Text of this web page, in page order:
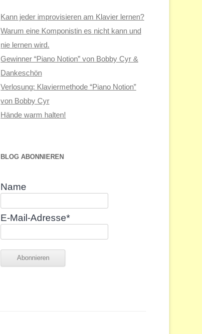
Kann jeder improvisieren am Klavier lernen?
Warum eine Komponistin es nicht kann und
nie lernen wird.
Gewinner “Piano Notion” von Bobby Cyr &
Dankeschön
Verlosung: Klaviermethode “Piano Notion”
von Bobby Cyr
Hände warm halten!
BLOG ABONNIEREN
Name
E-Mail-Adresse*